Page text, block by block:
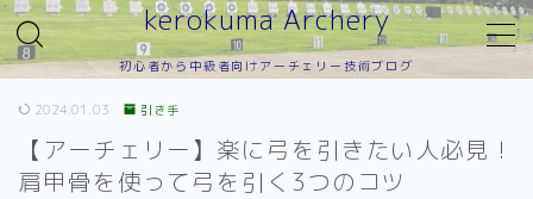
kerokuma Archery
初心者から中級者向けアーチェリー技術ブログ
MENU
TOP
2024.01.03 引き手
【アーチェリー】楽に弓を引きたい人必見！
肩甲骨を使って弓を引く3つのコツ